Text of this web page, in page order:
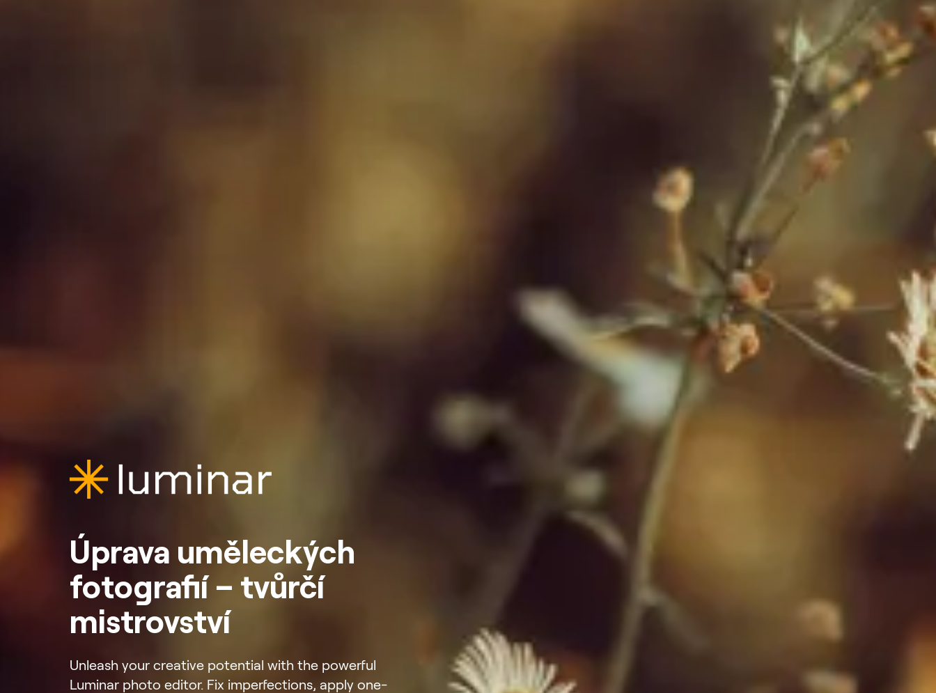
Úprava uměleckých
fotografií – tvůrčí
mistrovství
Unleash your creative potential with the powerful
Luminar photo editor. Fix imperfections, apply one-